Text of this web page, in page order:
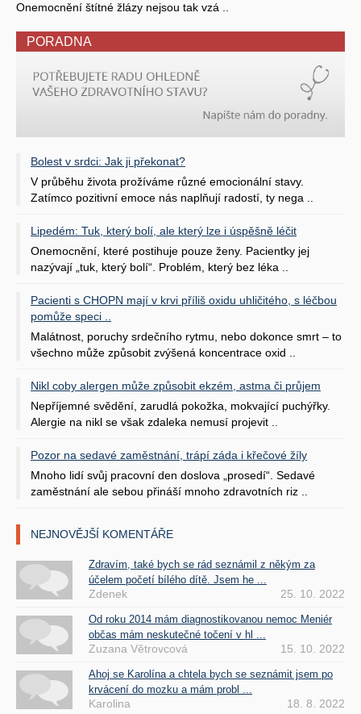
Onemocnění štítné žlázy nejsou tak vzá ..
PORADNA
Bolest v srdci: Jak ji překonat?
V průběhu života prožíváme různé emocionální stavy.
Zatímco pozitivní emoce nás naplňují radostí, ty nega ..
Lipedém: Tuk, který bolí, ale který lze i úspěšně léčit
Onemocnění, které postihuje pouze ženy. Pacientky jej
nazývají „tuk, který bolí“. Problém, který bez léka ..
Pacienti s CHOPN mají v krvi příliš oxidu uhličitého, s léčbou
pomůže speci ..
Malátnost, poruchy srdečního rytmu, nebo dokonce smrt – to
všechno může způsobit zvýšená koncentrace oxid ..
Nikl coby alergen může způsobit ekzém, astma či průjem
Nepříjemné svědění, zarudlá pokožka, mokvající puchýřky.
Alergie na nikl se však zdaleka nemusí projevit ..
Pozor na sedavé zaměstnání, trápí záda i křečové žíly
Mnoho lidí svůj pracovní den doslova „prosedí“. Sedavé
zaměstnání ale sebou přináší mnoho zdravotních riz ..
NEJNOVĚJŠÍ KOMENTÁŘE
Zdravím, také bych se rád seznámil z někým za
účelem početí bílého dítě. Jsem he ...
Zdenek 25. 10. 2022
Od roku 2014 mám diagnostikovanou nemoc Meniér
občas mám neskutečné točení v hl ...
Zuzana Větrovcová 15. 10. 2022
Ahoj se Karolína a chtela bych se seznámit jsem po
krvácení do mozku a mám probl ...
Karolina 18. 8. 2022